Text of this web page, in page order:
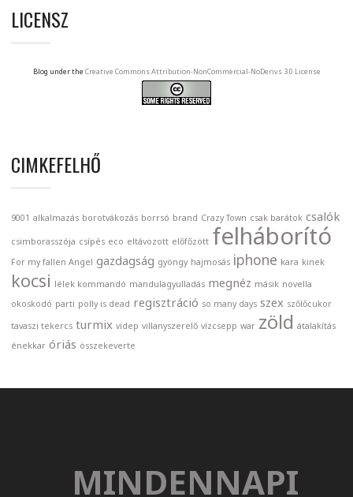
LICENSZ
Blog under the Creative Commons Attribution-NonCommercial-NoDerivs 3.0 License
CIMKEFELHŐ
9001 alkalmazás borotvákozás borrsó brand Crazy Town csak barátok csalók
csimborasszója csípés eco eltávozott előfőzött felháborító
For my fallen Angel gazdagság gyöngy hajmosás iphone kara kinek
kocsi lélek kommandó mandulagyulladás megnéz másik novella
okoskodó parti polly is dead regisztráció so many days szex szőlőcukor
tavaszi tekercs turmix videp villanyszerelő vízcsepp war zöld átalakítás
énekkar óriás összekeverte
MINDENNAPI